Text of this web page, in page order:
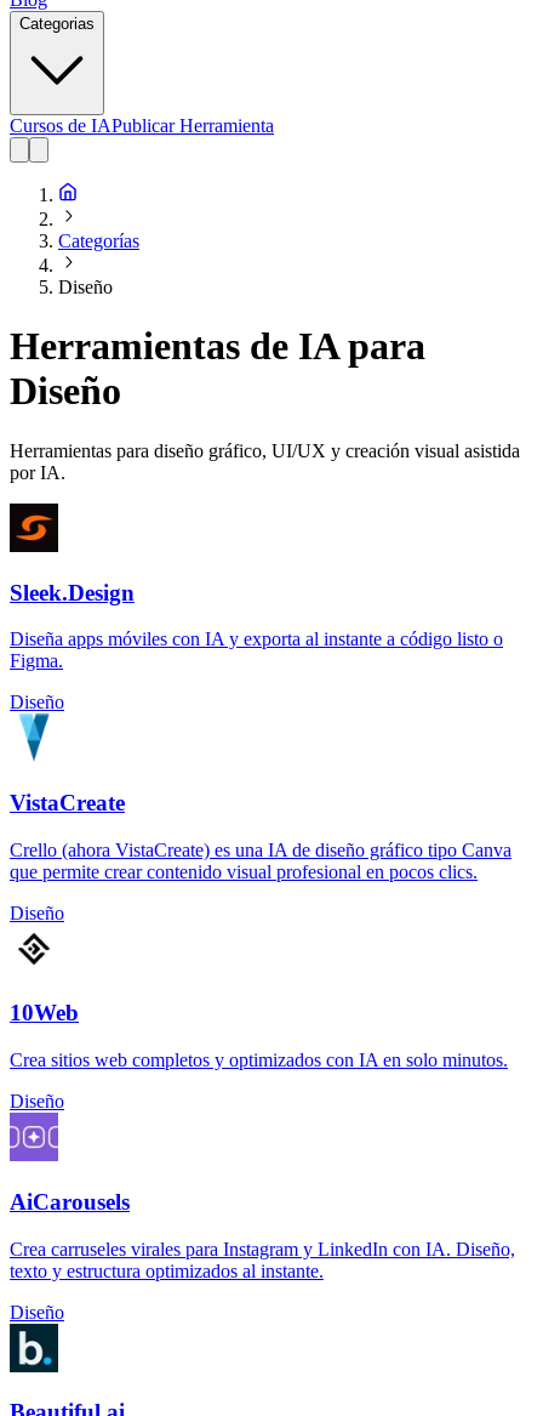
Categorias
Cursos de IAPublicar Herramienta
Categorías
Diseño
Herramientas de IA para
Diseño
Herramientas para diseño gráfico, UI/UX y creación visual asistida
por IA.
Sleek.Design
Diseña apps móviles con IA y exporta al instante a código listo o
Figma.
Diseño
VistaCreate
Crello (ahora VistaCreate) es una IA de diseño gráfico tipo Canva
que permite crear contenido visual profesional en pocos clics.
Diseño
10Web
Crea sitios web completos y optimizados con IA en solo minutos.
Diseño
AiCarousels
Crea carruseles virales para Instagram y LinkedIn con IA. Diseño,
texto y estructura optimizados al instante.
Diseño